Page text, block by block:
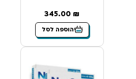
345.00 ₪
הוספה לסל